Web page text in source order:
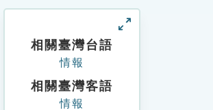
相關臺灣台語
情報
相關臺灣客語
情報